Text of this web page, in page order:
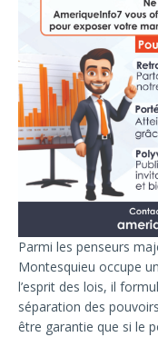
Parmi les penseurs
Montesquieu occupe
l’esprit des lois, il
séparation des
être garantie que si le